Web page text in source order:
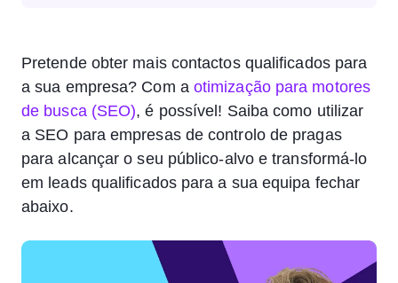
Pretende obter mais contactos qualificados para
a sua empresa? Com a otimização para motores
de busca (SEO), é possível! Saiba como utilizar
a SEO para empresas de controlo de pragas
para alcançar o seu público-alvo e transformá-lo
em leads qualificados para a sua equipa fechar
abaixo.